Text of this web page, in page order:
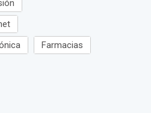
Farmacias